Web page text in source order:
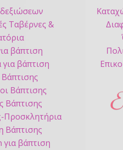
Ταβέρνες &
βάπτιση
βάπτιση
Βάπτισης
Βάπτισης
Προσκλητήρια
Βάπτισης
βάπτιση